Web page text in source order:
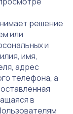
решение
или
и
имя,
адрес
телефона, а
в